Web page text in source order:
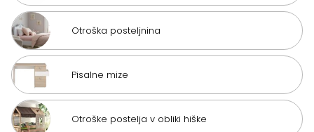
Otroška posteljnina
Pisalne mize
Otroške postelja v obliki hiške